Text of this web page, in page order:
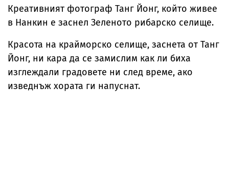
Креативният фотограф Танг Йонг, който живее
в Нанкин е заснел Зеленото рибарско селище.
Красота на крайморско селище, заснета от Танг
Йонг, ни кара да се замислим как ли биха
изглеждали градовете ни след време, ако
изведнъж хората ги напуснат.